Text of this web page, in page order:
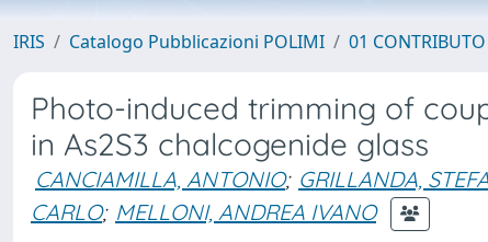
IRIS Catalogo Pubblicazioni POLIMI 01
Photo-induced trimming of
in As2S3 chalcogenide glass
CANCIAMILLA, ANTONIO; GRILLANDA,
CARLO; MELLONI, ANDREA IVANO